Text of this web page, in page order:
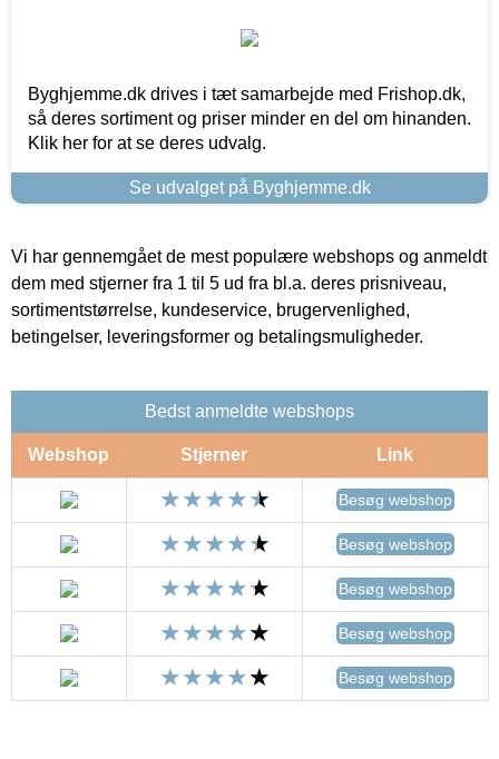
Byghjemme.dk drives i tæt samarbejde med Frishop.dk,
så deres sortiment og priser minder en del om hinanden.
Klik her for at se deres udvalg.
Se udvalget på Byghjemme.dk
Vi har gennemgået de mest populære webshops og anmeldt
dem med stjerner fra 1 til 5 ud fra bl.a. deres prisniveau,
sortimentstørrelse, kundeservice, brugervenlighed,
betingelser, leveringsformer og betalingsmuligheder.
Bedst anmeldte webshops
Webshop Stjerner Link
Besøg webshop
Besøg webshop
Besøg webshop
Besøg webshop
Besøg webshop